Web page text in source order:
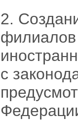
2.
с